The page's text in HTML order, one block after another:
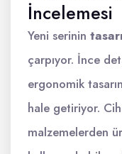
İncelemesi
Yeni serinin
çarpıyor. İnce
ergonomik
hale getiriyor.
malzemelerden